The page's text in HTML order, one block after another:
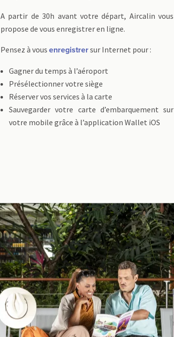
A partir de 30h avant votre départ, Aircalin vous
propose de vous enregistrer en ligne.
Pensez à vous enregistrersur Internet pour :
Gagner du temps à l’aéroport
Présélectionner votre siège
Réserver vos services à la carte
Sauvegarder votre carte d’embarquement sur
votre mobile grâce à l’application Wallet iOS